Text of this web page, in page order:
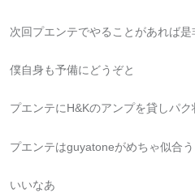
次回プエンテでやることがあれば
僕自身も予備にどうぞと
プエンテにH&Kのアンプを貸しパク
プエンテはguyatoneがめちゃ似合う
いいなあ